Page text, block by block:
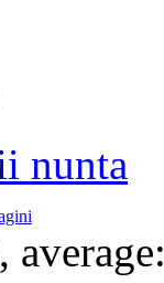
nunta
average: